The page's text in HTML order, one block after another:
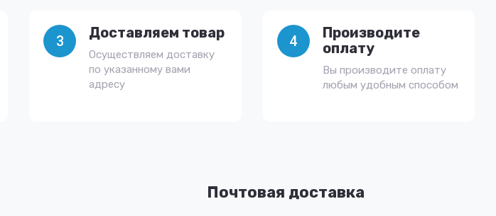
3 Доставляем товар
Осуществляем доставку
по указанному вами
адресу
4
Производите
оплату
Вы производите оплату
любым удобным способом
Почтовая доставка